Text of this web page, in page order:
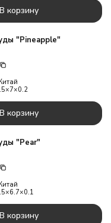
В корзину
"Pineapple"
В корзину
"Pear"
В корзину